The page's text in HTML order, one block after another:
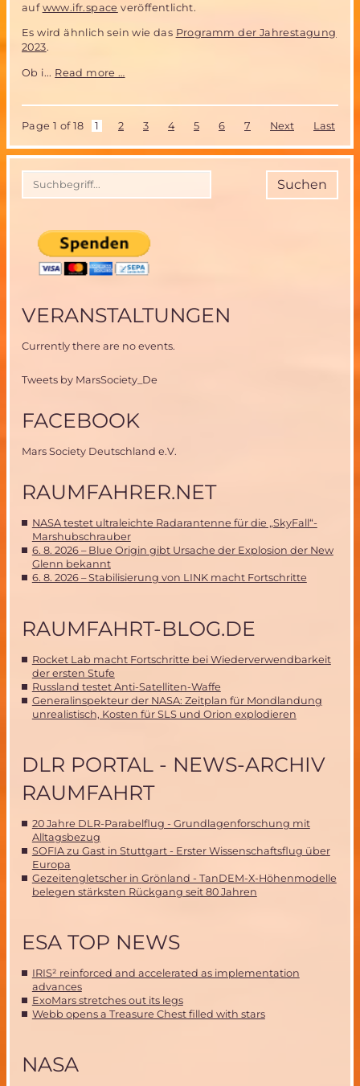
auf www.ifr.space veröffentlicht.
Es wird ähnlich sein wie das Programm der Jahrestagung
2023.
Ob i... Read more …
Page 1 of 18
1 2 3 4 5 6 7 Next Last
Suchen
VERANSTALTUNGEN
Currently there are no events.
Tweets by MarsSociety_De
FACEBOOK
Mars Society Deutschland e.V.
RAUMFAHRER.NET
NASA testet ultraleichte Radarantenne für die „SkyFall“-
Marshubschrauber
6. 8. 2026 – Blue Origin gibt Ursache der Explosion der New
Glenn bekannt
6. 8. 2026 – Stabilisierung von LINK macht Fortschritte
RAUMFAHRT-BLOG.DE
Rocket Lab macht Fortschritte bei Wiederverwendbarkeit
der ersten Stufe
Russland testet Anti-Satelliten-Waffe
Generalinspekteur der NASA: Zeitplan für Mondlandung
unrealistisch, Kosten für SLS und Orion explodieren
DLR PORTAL - NEWS-ARCHIV
RAUMFAHRT
20 Jahre DLR-Parabelflug - Grundlagenforschung mit
Alltagsbezug
SOFIA zu Gast in Stuttgart - Erster Wissenschaftsflug über
Europa
Gezeitengletscher in Grönland - TanDEM-X-Höhenmodelle
belegen stärksten Rückgang seit 80 Jahren
ESA TOP NEWS
IRIS² reinforced and accelerated as implementation
advances
ExoMars stretches out its legs
Webb opens a Treasure Chest filled with stars
NASA